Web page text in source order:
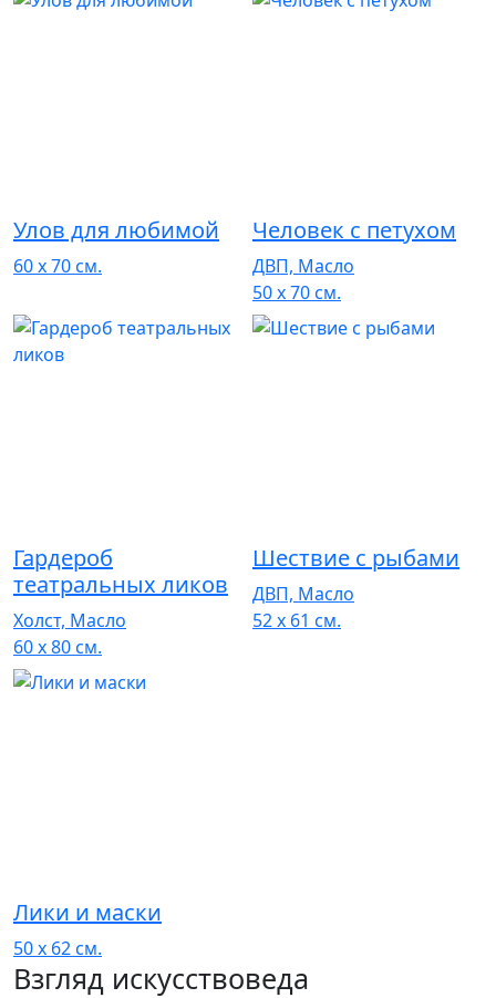
Улов для любимой
60 x 70 см.
Человек с петухом
ДВП, Масло
50 x 70 см.
Гардероб
театральных ликов
Холст, Масло
60 x 80 см.
Шествие с рыбами
ДВП, Масло
52 x 61 см.
Лики и маски
50 x 62 см.
Взгляд искусствоведа